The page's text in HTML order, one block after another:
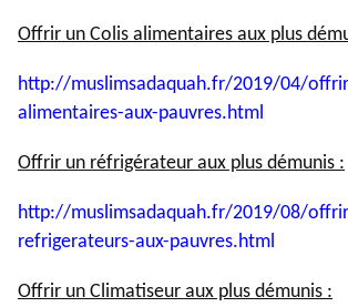
Offrir un Colis alimentaires aux plus
http://muslimsadaquah.fr/2019/04/
alimentaires-aux-pauvres.html
Offrir un réfrigérateur aux plus démunis :
http://muslimsadaquah.fr/2019/08/
refrigerateurs-aux-pauvres.html
Offrir un Climatiseur aux plus démunis :